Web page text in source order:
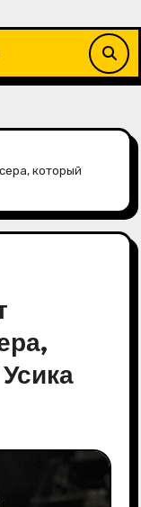
который